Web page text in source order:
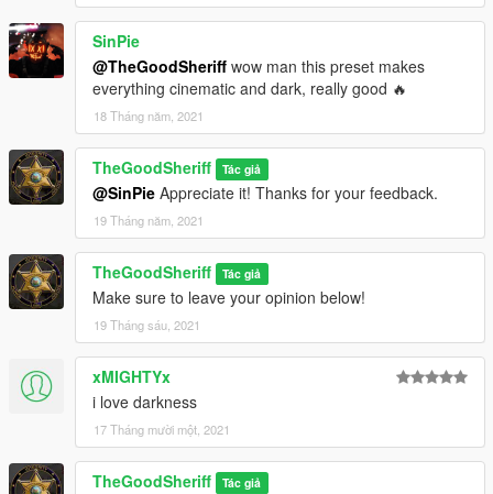
SinPie
@TheGoodSheriff wow man this preset makes
everything cinematic and dark, really good 🔥
18 Tháng năm, 2021
TheGoodSheriff Tác giả
@SinPie Appreciate it! Thanks for your feedback.
19 Tháng năm, 2021
TheGoodSheriff Tác giả
Make sure to leave your opinion below!
19 Tháng sáu, 2021
xMIGHTYx
i love darkness
17 Tháng mười một, 2021
TheGoodSheriff Tác giả